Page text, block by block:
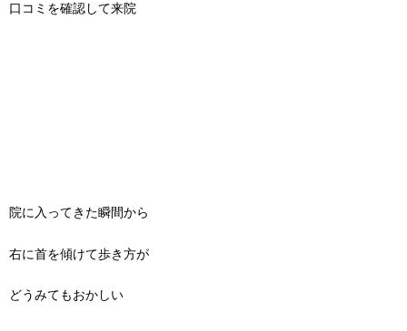
口コミを確認して来院
院に入ってきた瞬間から
右に首を傾けて歩き方が
どうみてもおかしい